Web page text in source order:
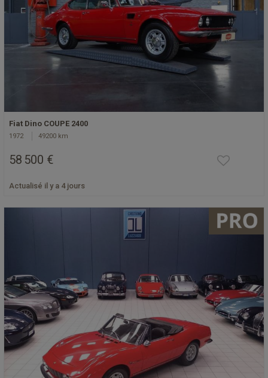
Fiat Dino COUPE 2400
1972 49200 km
58 500 €
Actualisé il y a 4 jours